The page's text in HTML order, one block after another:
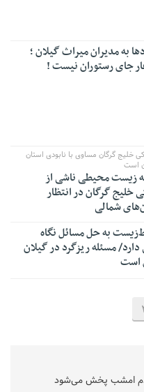
به مدیران میراث گیلان ؛
جای رستوران نیست !
خلیج گرگان مساوی با نابودی استان
است
زیست محیطی ناشی از
گرگان در انتظار
شمالی
به حل مسائل نگاه
مسئله ریزگرد در گیلان
است
امشب پخش می‌شود